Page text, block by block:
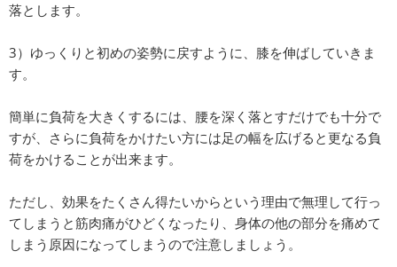
落とします。
3）ゆっくりと初めの姿勢に戻すように、膝を伸ばしていきま
す。
簡単に負荷を大きくするには、腰を深く落とすだけでも十分で
すが、さらに負荷をかけたい方には足の幅を広げると更なる負
荷をかけることが出来ます。
ただし、効果をたくさん得たいからという理由で無理して行っ
てしまうと筋肉痛がひどくなったり、身体の他の部分を痛めて
しまう原因になってしまうので注意しましょう。